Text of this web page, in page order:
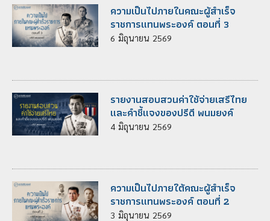
ความเป็นไปภายในคณะผู้สำเร็จ
ราชการแทนพระองค์ ตอนที่ 3
6 มิถุนายน 2569
รายงานสอบสวนค่าใช้จ่ายเสรีไทย
และคำชี้แจงของปรีดี พนมยงค์
4 มิถุนายน 2569
ความเป็นไปภายใต้คณะผู้สำเร็จ
ราชการแทนพระองค์ ตอนที่ 2
3 มิถุนายน 2569